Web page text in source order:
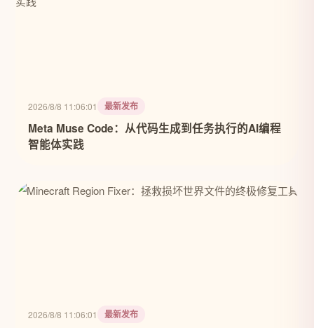
2026/8/8 11:06:01 最新发布
Meta Muse Code：从代码生成到任务执行的AI编程
智能体实践
2026/8/8 11:06:01 最新发布